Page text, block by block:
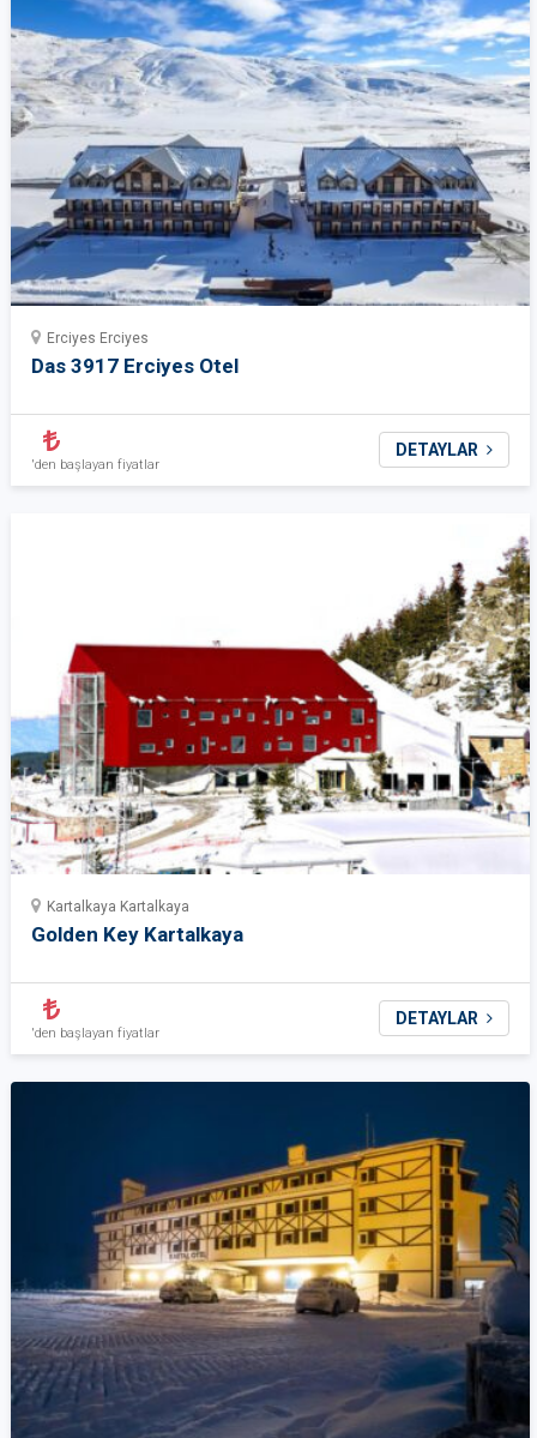
Erciyes Erciyes
Das 3917 Erciyes Otel
'den başlayan fiyatlar
DETAYLAR
Kartalkaya Kartalkaya
Golden Key Kartalkaya
'den başlayan fiyatlar
DETAYLAR